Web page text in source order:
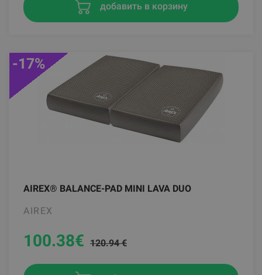
добавить в корзину
AIREX® BALANCE-PAD MINI LAVA DUO
AIREX
-17%
100.38€ 120.94 €